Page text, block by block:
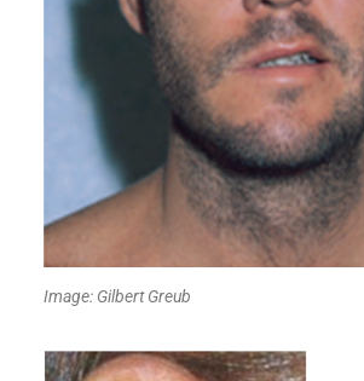
Image: Gilbert Greub